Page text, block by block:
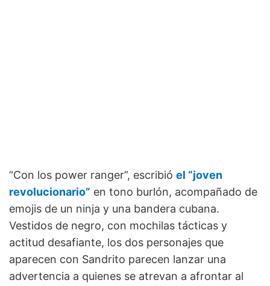
“Con los power ranger”, escribió el “joven
revolucionario” en tono burlón, acompañado de
emojis de un ninja y una bandera cubana.
Vestidos de negro, con mochilas tácticas y
actitud desafiante, los dos personajes que
aparecen con Sandrito parecen lanzar una
advertencia a quienes se atrevan a afrontar al